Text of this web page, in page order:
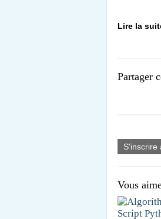
Lire la
Partager
S'inscrire
Vous